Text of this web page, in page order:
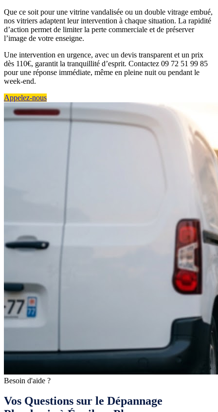
Que ce soit pour une vitrine vandalisée ou un double vitrage embué,
nos vitriers adaptent leur intervention à chaque situation. La rapidité
d’action permet de limiter la perte commerciale et de préserver
l’image de votre enseigne.
Une intervention en urgence, avec un devis transparent et un prix
dès 110€, garantit la tranquillité d’esprit. Contactez 09 72 51 99 85
pour une réponse immédiate, même en pleine nuit ou pendant le
week-end.
Appelez-nous
Besoin d'aide ?
Vos Questions sur le Dépannage